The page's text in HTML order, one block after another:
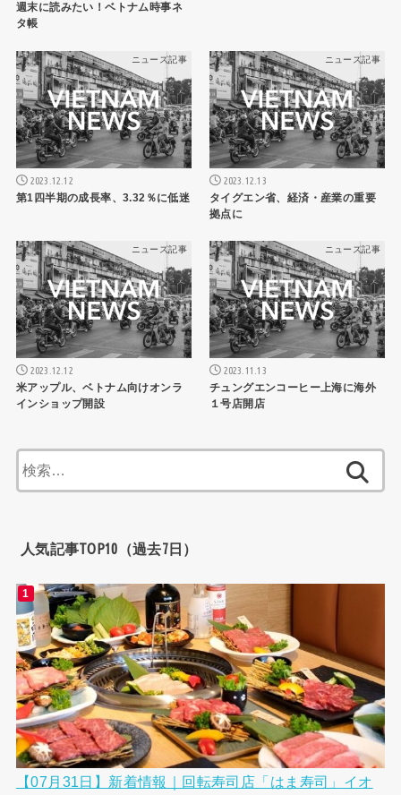
週末に読みたい！ベトナム時事ネ
タ帳
ニュース記事
2023.12.12
第1四半期の成長率、3.32％に低迷
ニュース記事
2023.12.13
タイグエン省、経済・産業の重要
拠点に
ニュース記事
2023.12.12
米アップル、ベトナム向けオンラ
インショップ開設
ニュース記事
2023.11.13
チュングエンコーヒー上海に海外
１号店開店
索:
人気記事TOP10（過去7日）
【07月31日】新着情報｜回転寿司店「はま寿司」イオ